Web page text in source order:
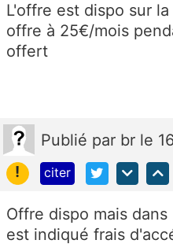
L'offre est dispo sur
offre à 25€/mois
offert
Publié par br le
!
citer
Offre dispo mais
est indiqué frais